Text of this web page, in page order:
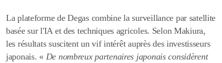
La plateforme de Degas combine la surveillance par satellite
basée sur l'IA et des techniques agricoles. Selon Makiura,
les résultats suscitent un vif intérêt auprès des investisseurs
japonais. « De nombreux partenaires japonais considèrent